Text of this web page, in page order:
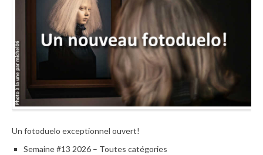
Un fotoduelo exceptionnel ouvert!
Semaine #13 2026 – Toutes catégories